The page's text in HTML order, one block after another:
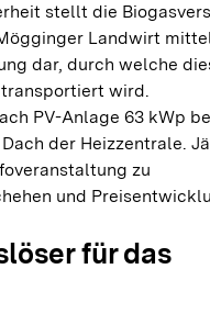
stellt die
Landwirt
dar, durch welche
wird.
PV-Anlage 63 kWp
der Heizzentrale.
zu
und
für das